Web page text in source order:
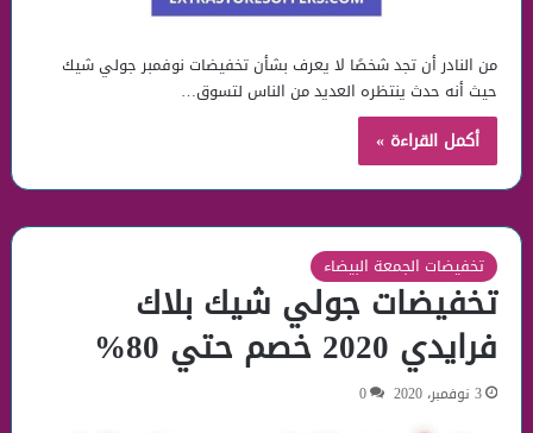
من النادر أن تجد شخصًا لا يعرف بشأن تخفيضات نوفمبر جولي شيك
حيث أنه حدث ينتظره العديد من الناس لتسوق…
أكمل القراءة »
تخفيضات الجمعة البيضاء
تخفيضات جولي شيك بلاك
فرايدي 2020 خصم حتي 80%
3 نوفمبر، 2020 0